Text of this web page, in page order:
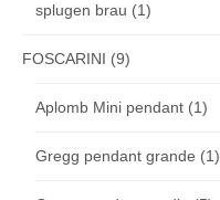
splugen brau (1)
FOSCARINI (9)
Aplomb Mini pendant (1)
Gregg pendant grande (1)